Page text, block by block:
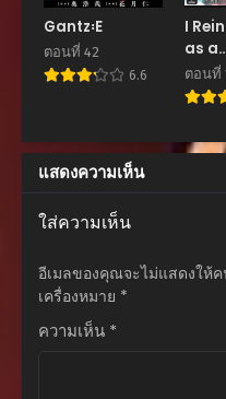
ตอนที่ 102
ตอนที่ 101
พฤษภาคม 17, 2026
ตอนที่ 100
ตอนที่ 99
พฤษภาคม 17, 2026
Gantz꞉E
ตอนที่ 42
6.6
I
as a
ตอนที่
แสดงความเห็น
ใส่ความเห็น
อีเมลของคุณจะไม่แสดงให้
เครื่องหมาย *
ความเห็น *